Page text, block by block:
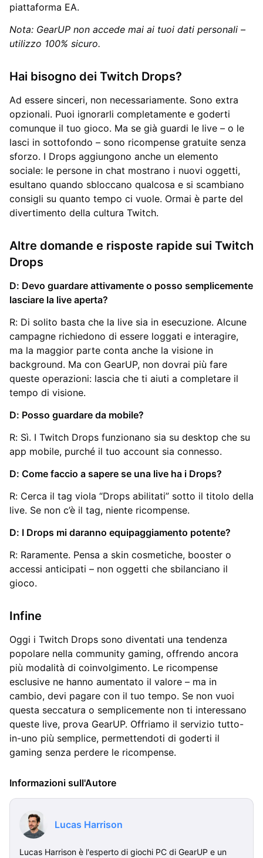
piattaforma EA.
Nota: GearUP non accede mai ai tuoi dati personali –
utilizzo 100% sicuro.
Hai bisogno dei Twitch Drops?
Ad essere sinceri, non necessariamente. Sono extra
opzionali. Puoi ignorarli completamente e goderti
comunque il tuo gioco. Ma se già guardi le live – o le
lasci in sottofondo – sono ricompense gratuite senza
sforzo. I Drops aggiungono anche un elemento
sociale: le persone in chat mostrano i nuovi oggetti,
esultano quando sbloccano qualcosa e si scambiano
consigli su quanto tempo ci vuole. Ormai è parte del
divertimento della cultura Twitch.
Altre domande e risposte rapide sui Twitch
Drops
D: Devo guardare attivamente o posso semplicemente
lasciare la live aperta?
R: Di solito basta che la live sia in esecuzione. Alcune
campagne richiedono di essere loggati e interagire,
ma la maggior parte conta anche la visione in
background. Ma con GearUP, non dovrai più fare
queste operazioni: lascia che ti aiuti a completare il
tempo di visione.
D: Posso guardare da mobile?
R: Sì. I Twitch Drops funzionano sia su desktop che su
app mobile, purché il tuo account sia connesso.
D: Come faccio a sapere se una live ha i Drops?
R: Cerca il tag viola “Drops abilitati” sotto il titolo della
live. Se non c’è il tag, niente ricompense.
D: I Drops mi daranno equipaggiamento potente?
R: Raramente. Pensa a skin cosmetiche, booster o
accessi anticipati – non oggetti che sbilanciano il
gioco.
Infine
Oggi i Twitch Drops sono diventati una tendenza
popolare nella community gaming, offrendo ancora
più modalità di coinvolgimento. Le ricompense
esclusive ne hanno aumentato il valore – ma in
cambio, devi pagare con il tuo tempo. Se non vuoi
questa seccatura o semplicemente non ti interessano
queste live, prova GearUP. Offriamo il servizio tutto-
in-uno più semplice, permettendoti di goderti il
gaming senza perdere le ricompense.
Informazioni sull'Autore
Lucas Harrison
Lucas Harrison è l'esperto di giochi PC di GearUP e un